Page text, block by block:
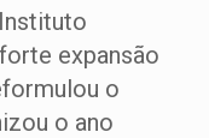
expansão
o
o ano